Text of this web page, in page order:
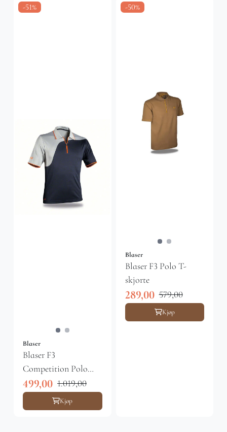
-51%
Blaser
Blaser F3
Competition Polo
skjorte
499,00 1.019,00
Kjøp
-50%
Blaser
Blaser F3 Polo T-
skjorte
289,00 579,00
Kjøp